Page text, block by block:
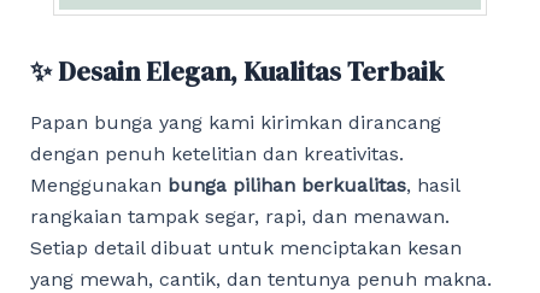
✨ Desain Elegan, Kualitas Terbaik
Papan bunga yang kami kirimkan dirancang
dengan penuh ketelitian dan kreativitas.
Menggunakan bunga pilihan berkualitas, hasil
rangkaian tampak segar, rapi, dan menawan.
Setiap detail dibuat untuk menciptakan kesan
yang mewah, cantik, dan tentunya penuh makna.